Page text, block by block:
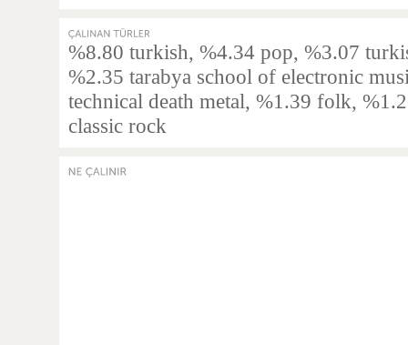
%8.80 turkish, %4.34 pop, %3.07
%2.35 tarabya school of electronic
technical death metal, %1.39 folk,
classic rock